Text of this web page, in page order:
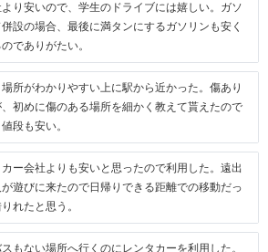
り安いので、学生のドライブには嬉しい。ガソ
設の場合、最後に満タンにするガソリンも安く
でありがたい。
所がわかりやすい上に駅から近かった。傷あり
初めに傷のある場所を細かく教えて貰えたので
段も安い。
ー会社よりも安いと思ったので利用した。遠出
遊びに来たので日帰りできる距離での移動だっ
れたと思う。
もない場所へ行くのにレンタカーを利用した。